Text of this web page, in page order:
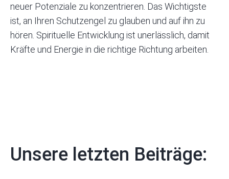
neuer Potenziale zu konzentrieren. Das Wichtigste
ist, an Ihren Schutzengel zu glauben und auf ihn zu
hören. Spirituelle Entwicklung ist unerlässlich, damit
Kräfte und Energie in die richtige Richtung arbeiten.
Unsere letzten Beiträge: